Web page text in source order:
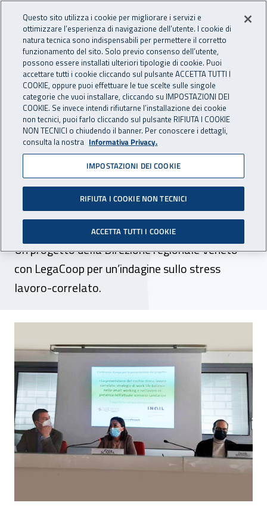
INAIL - Istituto Nazionale
Apri cerca
Navigazione principale
Navigazione - Ti trovi in:
Home Inail comunica News
16 dicembre 2021
Smart working e lavoro in
presenza in tempi di
pandemia
Un progetto della Direzione regionale Veneto
con LegaCoop per un’indagine sullo stress
lavoro-correlato.
Questo sito utilizza i cookie per migliorare i servizi e
ottimizzare l’esperienza di navigazione dell’utente. I cookie di
natura tecnica sono indispensabili per permettere il corretto
funzionamento del sito. Solo previo consenso dell’utente,
possono essere installati ulteriori tipologie di cookie. Puoi
accettare tutti i cookie cliccando sul pulsante ACCETTA TUTTI I
COOKIE, oppure puoi effettuare le tue scelte sulle singole
categorie che vuoi installare, cliccando su IMPOSTAZIONI DEI
COOKIE. Se invece intendi rifiutarne l’installazione dei cookie
non tecnici, puoi farlo cliccando sul pulsante RIFIUTA I COOKIE
NON TECNICI o chiudendo il banner. Per conoscere i dettagli,
consulta la nostra Informativa Privacy.
IMPOSTAZIONI DEI COOKIE
RIFIUTA I COOKIE NON TECNICI
ACCETTA TUTTI I COOKIE